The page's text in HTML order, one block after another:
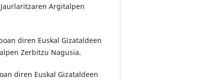
Argitalpen
diren Euskal Gizataldeen
Zerbitzu Nagusia.
diren Euskal Gizataldeen